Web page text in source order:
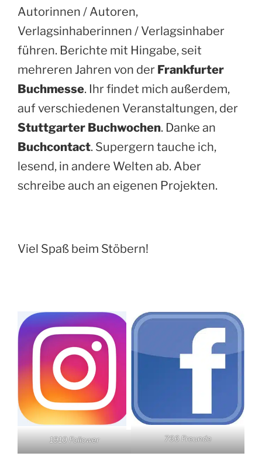
Autorinnen / Autoren,
Verlagsinhaberinnen / Verlagsinhaber
führen. Berichte mit Hingabe, seit
mehreren Jahren von der Frankfurter
Buchmesse. Ihr findet mich außerdem,
auf verschiedenen Veranstaltungen, der
Stuttgarter Buchwochen. Danke an
Buchcontact. Supergern tauche ich,
lesend, in andere Welten ab. Aber
schreibe auch an eigenen Projekten.
Viel Spaß beim Stöbern!
1910 Follower 766 Freunde